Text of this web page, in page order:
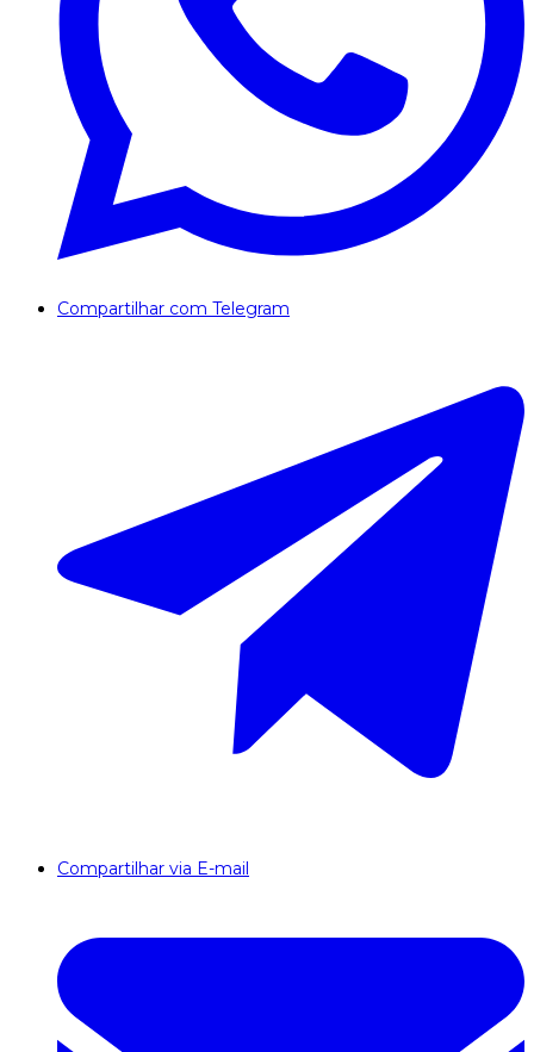
Compartilhar com Telegram
Compartilhar via E-mail